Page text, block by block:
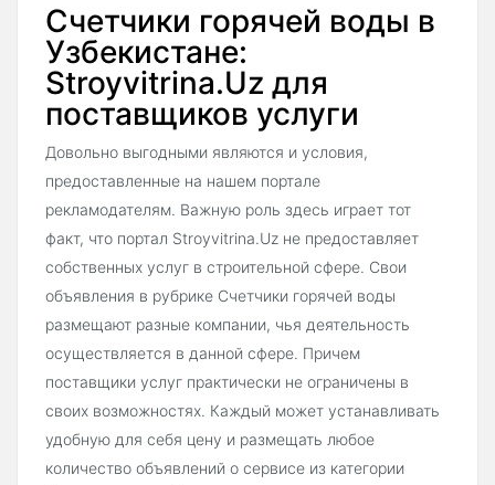
Счетчики горячей воды в
Узбекистане:
Stroyvitrina.Uz для
поставщиков услуги
Довольно выгодными являются и условия,
предоставленные на нашем портале
рекламодателям. Важную роль здесь играет тот
факт, что портал Stroyvitrina.Uz не предоставляет
собственных услуг в строительной сфере. Свои
объявления в рубрике Счетчики горячей воды
размещают разные компании, чья деятельность
осуществляется в данной сфере. Причем
поставщики услуг практически не ограничены в
своих возможностях. Каждый может устанавливать
удобную для себя цену и размещать любое
количество объявлений о сервисе из категории